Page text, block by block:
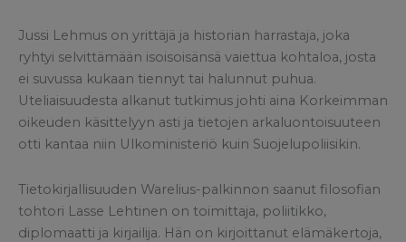
Jussi Lehmus on yrittäjä ja historian harrastaja, joka
ryhtyi selvittämään isoisoisänsä vaiettua kohtaloa, josta
ei suvussa kukaan tiennyt tai halunnut puhua.
Uteliaisuudesta alkanut tutkimus johti aina Korkeimman
oikeuden käsittelyyn asti ja tietojen arkaluontoisuuteen
otti kantaa niin Ulkoministeriö kuin Suojelupoliisikin.
Tietokirjallisuuden Warelius-palkinnon saanut filosofian
tohtori Lasse Lehtinen on toimittaja, poliitikko,
diplomaatti ja kirjailija. Hän on kirjoittanut elämäkertoja,